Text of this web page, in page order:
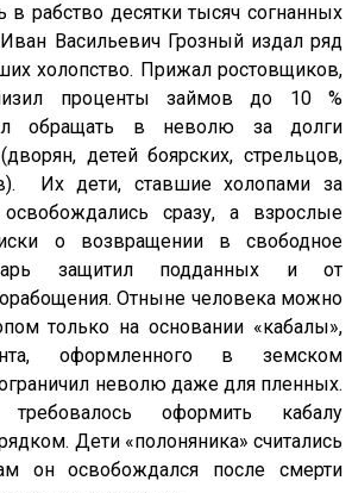
в рабство десятки тысяч согнанных
Васильевич Грозный издал ряд
холопство. Прижал ростовщиков,
проценты займов до 10 %
обращать в неволю за долги
детей боярских, стрельцов,
Их дети, ставшие холопами за
сразу, а взрослые
о возвращении в свободное
защитил подданных и от
Отныне человека можно
только на основании «кабалы»,
оформленного в земском
неволю даже для пленных.
оформить кабалу
Дети «полоняника» считались
он освобождался после смерти